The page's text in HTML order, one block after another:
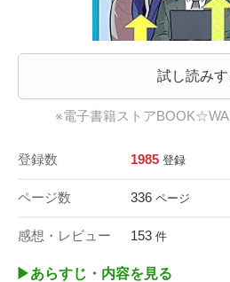
試し読みす
※電子書籍ストア
登録数 1985 登録
ページ数 336 ページ
感想・レビュー 153 件
▶︎あらすじ・内容を見る